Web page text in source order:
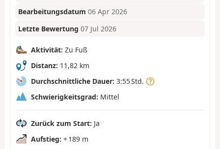
Bearbeitungsdatum 06 Apr 2026
Letzte Bewertung 07 Jul 2026
Aktivität: Zu Fuß
Distanz: 11,82 km
Durchschnittliche Dauer: 3:55 Std.
Schwierigkeitsgrad: Mittel
Zurück zum Start: Ja
Aufstieg: + 189 m